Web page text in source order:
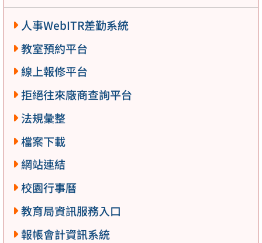
人事WebITR差勤系統
教室預約平台
線上報修平台
拒絕往來廠商查詢平台
法規彙整
檔案下載
網站連結
校園行事曆
教育局資訊服務入口
報帳會計資訊系統